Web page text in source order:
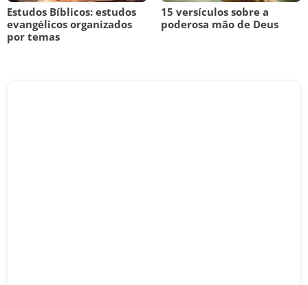
Estudos Bíblicos: estudos
evangélicos organizados
por temas
15 versículos sobre a
poderosa mão de Deus